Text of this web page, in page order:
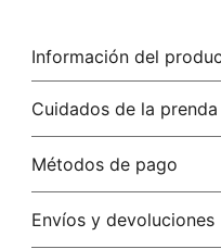
Información del
73.10% viscosa/
elastano/elastane
Cuidados de la prenda
No dejar en remojo /lavar
Métodos de pago
Tarjetas de crédito: Visa,
Envíos y devoluciones